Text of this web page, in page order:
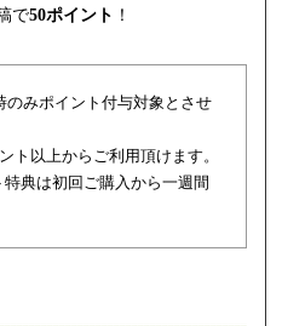
で50ポイント ！
のみポイント付与対象とさせ
ト以上からご利用頂けます。
典は初回ご購入から一週間